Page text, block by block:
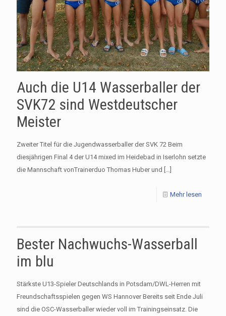
Auch die U14 Wasserballer der
SVK72 sind Westdeutscher
Meister
Zweiter Titel für die Jugendwasserballer der SVK 72 Beim
diesjährigen Final 4 der U14 mixed im Heidebad in Iserlohn setzte
die Mannschaft vonTrainerduo Thomas Huber und […]
Mehr lesen
Bester Nachwuchs-Wasserball
im blu
Stärkste U13-Spieler Deutschlands in Potsdam/DWL-Herren mit
Freundschaftsspielen gegen WS Hannover Bereits seit Ende Juli
sind die OSC-Wasserballer wieder voll im Trainingseinsatz. Die